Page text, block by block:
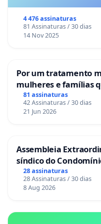
4 476 assinaturas
81 Assinaturas / 30 dias
14 Nov 2025
Por um tratamento
mulheres e famílias
gestacional nos
81 assinaturas
42 Assinaturas / 30 dias
21 Jun 2026
Assembleia
síndico do
La Casa
28 assinaturas
28 Assinaturas / 30 dias
8 Aug 2026